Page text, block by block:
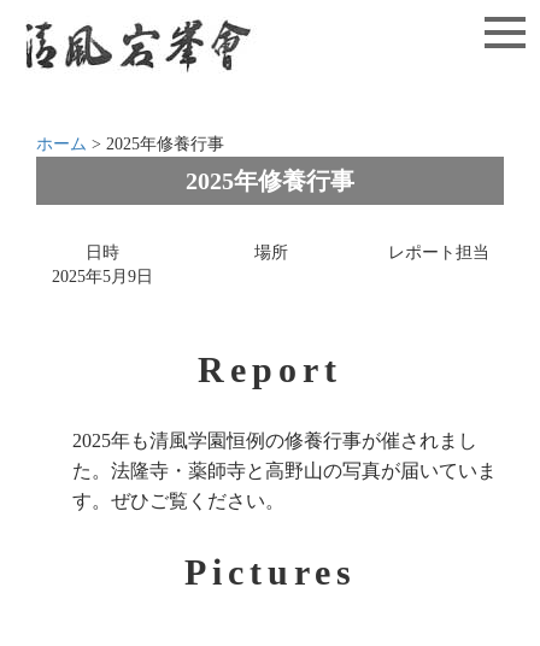
ホーム > 2025年修養行事
2025年修養行事
日時 場所
レポート担当
2025年5月9日
Report
2025年も清風学園恒例の修養行事が催されまし
た。法隆寺・薬師寺と高野山の写真が届いていま
す。ぜひご覧ください。
Pictures